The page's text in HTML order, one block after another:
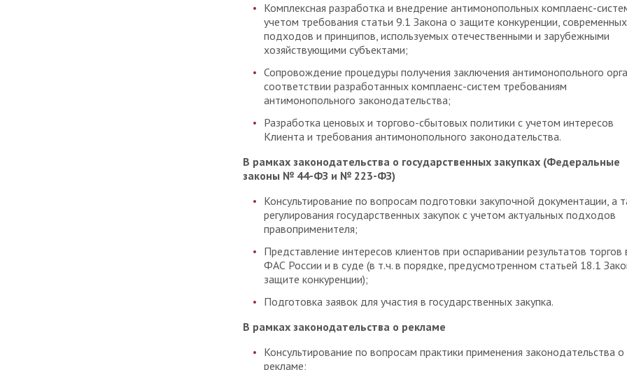
Комплексная разработка и внедрение антимонопольных комплаенс-
учетом требования статьи 9.1 Закона о защите конкуренции, современных
подходов и принципов, используемых отечественными и зарубежными
хозяйствующими субъектами;
Сопровождение процедуры получения заключения антимонопольного
соответствии разработанных комплаенс-систем требованиям
антимонопольного законодательства;
Разработка ценовых и торгово-сбытовых политики с учетом интересов
Клиента и требования антимонопольного законодательства.
В рамках законодательства о государственных закупках (Федеральные
законы № 44-ФЗ и № 223-ФЗ)
Консультирование по вопросам подготовки закупочной документации, а
регулирования государственных закупок с учетом актуальных подходов
правоприменителя;
Представление интересов клиентов при оспаривании результатов торгов
ФАС России и в суде (в т.ч. в порядке, предусмотренном статьей 18.1
защите конкуренции);
Подготовка заявок для участия в государственных закупка.
В рамках законодательства о рекламе
Консультирование по вопросам практики применения законодательства о
рекламе;